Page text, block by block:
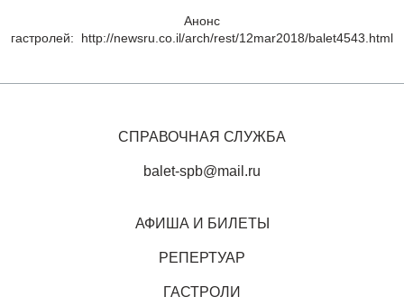
Анонс
гастролей: http://newsru.co.il/arch/rest/12mar2018/balet4543.html
АФИША И БИЛЕТЫ
РЕПЕРТУАР
ГАСТРОЛИ
СПРАВОЧНАЯ СЛУЖБА
balet-spb@mail.ru